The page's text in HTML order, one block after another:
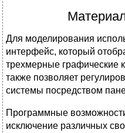
Для моделирования
интерфейс, который
трехмерные графические
также позволяет
системы посредством
Программные
исключение различных